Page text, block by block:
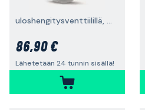
uloshengitysventtiilillä, FFP2, 20 kpl
86,90 €
Lähetetään 24 tunnin sisällä!